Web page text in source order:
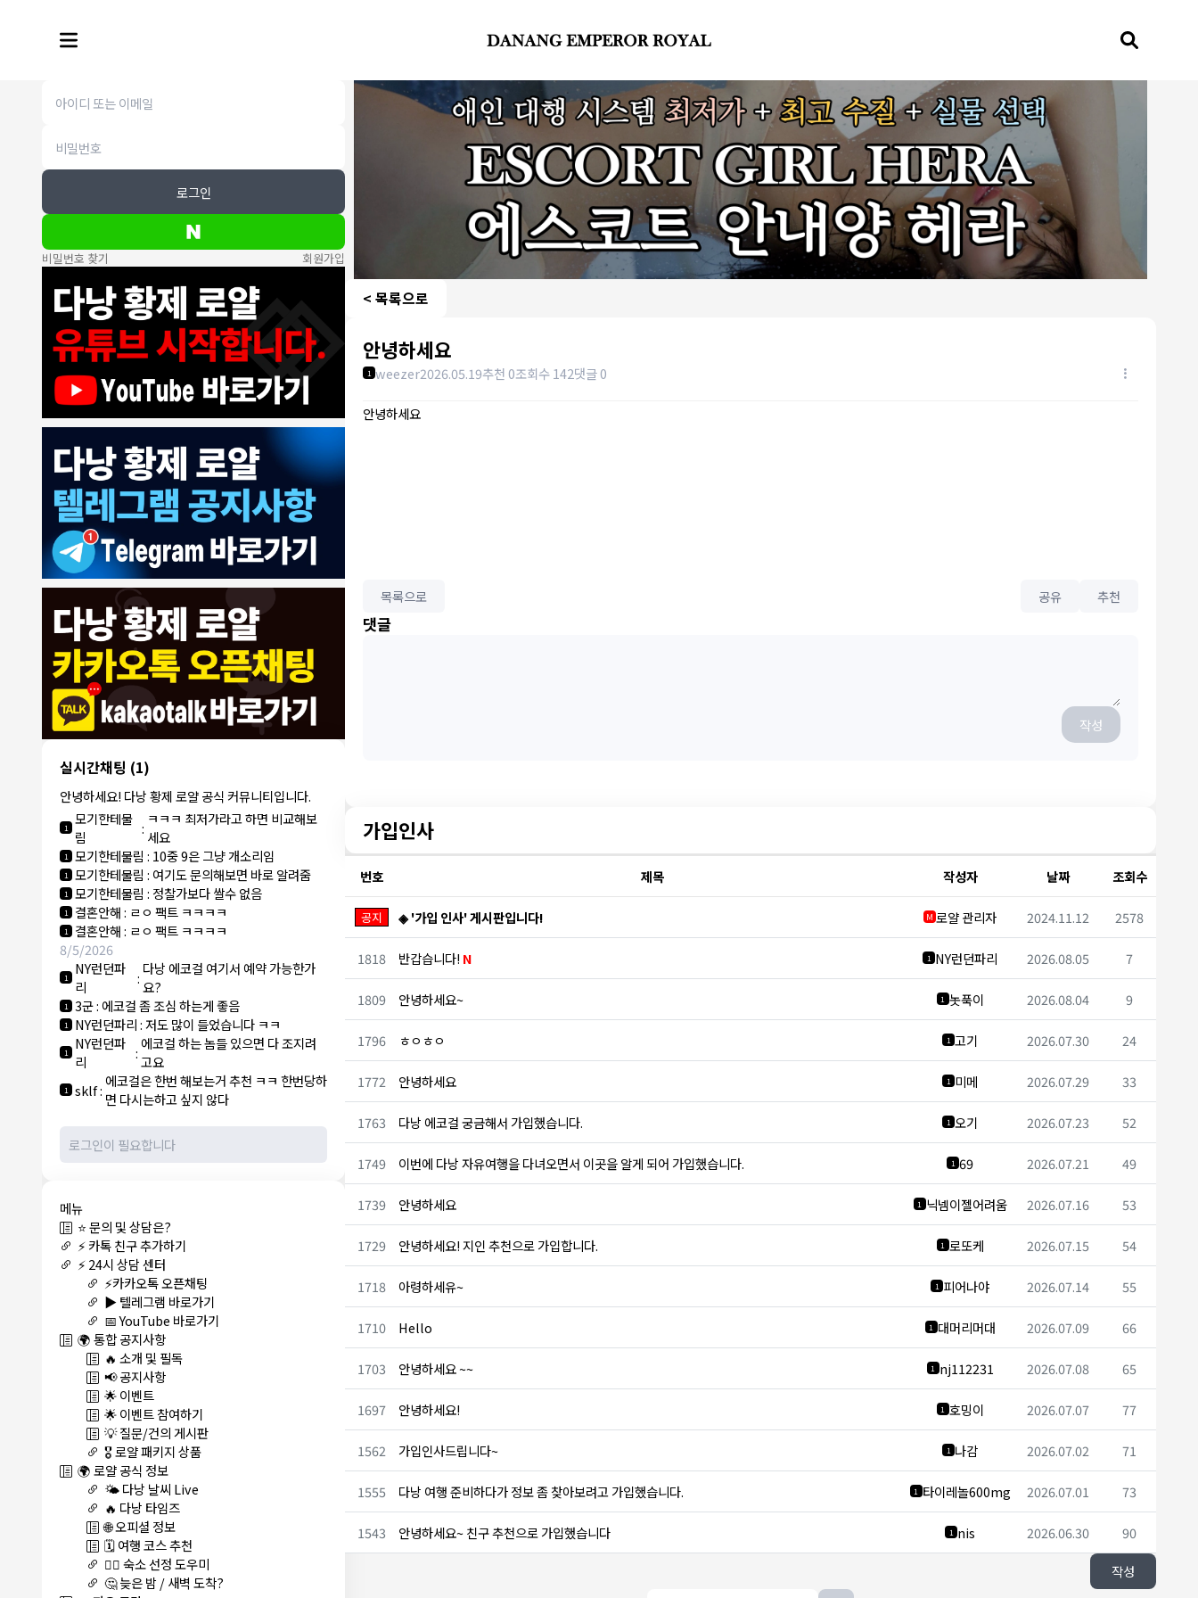
로그인
비밀번호 찾기 회원가입
실시간채팅 (1)
안녕하세요! 다낭 황제 로얄 공식 커뮤니티입니다.
7/30/2026
ROY:에코걸은 파면 팔수록 괴담만..
1 ROY:제 지인이 예약 후
1 ROY:갑자기 연락이 끊겨 당황했다네요
동동이:오늘 무슨 날인가요
1 동동이:군인들이 뭐 하는데 다낭에서
1 1000억 대표:축제 하던디요
8/4/2026
1 빨갱이관타나모:ㅎㅇ
1
빨갱
이관
타나
모
:
아까 오픈채팅에서 로컬 브로커라는 애가
카톡 왔는데 가라오케 최저가로 맞춰준다
는데 여기 가...
언성높
이지마
라
: 안녕하세요! 다음 주에 친구들과 3명이
서 다낭 가는데 예약 문의드립니다.
1
모기한테물
림
: ㅋㅋㅋ 최저가라고 하면 비교해보
세요
1 모기한테물림 : 10중 9은 그냥 개소리임
1 모기한테물림 : 여기도 문의해보면 바로 알려줌
1 모기한테물림 : 정찰가보다 쌀수 없음
1 결혼안해: ㄹㅇ 팩트 ㅋㅋㅋㅋ
1 결혼안해: ㄹㅇ 팩트 ㅋㅋㅋㅋ
8/5/2026
1
NY런던파
리
: 다낭 에코걸 여기서 예약 가능한가
요?
1 3군: 에코걸 좀 조심 하는게 좋음
1 NY런던파리:저도 많이 들었습니다 ㅋㅋ
1
NY런던파
리
: 에코걸 하는 놈들 있으면 다 조지려
고요
1 sklf: 에코걸은 한번 해보는거 추천 ㅋㅋ 한번당하
면 다시는하고 싶지 않다
메뉴
⭐ 문의 및 상담은?
⚡ 카톡 친구 추가하기
⚡ 24시 상담 센터
⚡카카오톡 오픈채팅
▶️ 텔레그램 바로가기
📅 YouTube 바로가기
🌍 통합 공지사항
🔥 소개 및 필독
📢 공지사항
🌟 이벤트
🌟 이벤트 참여하기
💡 질문/건의 게시판
🎖️ 로얄 패키지 상품
🌍 로얄 공식 정보
🌤️ 다낭 날씨 Live
🔥 다낭 타임즈
🌐 오피셜 정보
🗓️ 여행 코스 추천
🏊‍♀️ 숙소 선정 도우미
🤔 늦은 밤 / 새벽 도착?
< 목록으로
안녕하세요
1 weezer2026.05.19추천 0조회수 142댓글 0
안녕하세요
목록으로 공유 추천
댓글
작성
가입인사
번호 제목 작성자 날짜 조회수
공지 ◈ '가입 인사' 게시판입니다! M 로얄 관리자 2024.11.12 2578
1818 반갑습니다! N 1 NY런던파리 2026.08.05 7
1809 안녕하세요~ 1 놋푹이 2026.08.04 9
1796 ㅎㅇㅎㅇ 1 고기 2026.07.30 24
1772 안녕하세요 1 미메 2026.07.29 33
1763 다낭 에코걸 궁금해서 가입했습니다. 1 오기 2026.07.23 52
1749 이번에 다낭 자유여행을 다녀오면서 이곳을 알게 되어 가입했습니다. 1 69 2026.07.21 49
1739 안녕하세요 1 닉넴이젤어려움 2026.07.16 53
1729 안녕하세요! 지인 추천으로 가입합니다. 1 로또케 2026.07.15 54
1718 아령하세유~ 1 피어나야 2026.07.14 55
1710 Hello 1 대머리머대 2026.07.09 66
1703 안녕하세요 ~~ 1 nj112231 2026.07.08 65
1697 안녕하세요! 1 호밍이 2026.07.07 77
1562 가입인사드립니다~ 1 나감 2026.07.02 71
1555 다낭 여행 준비하다가 정보 좀 찾아보려고 가입했습니다. 1 타이레놀600mg 2026.07.01 73
1543 안녕하세요~ 친구 추천으로 가입했습니다 1 nis 2026.06.30 90
작성